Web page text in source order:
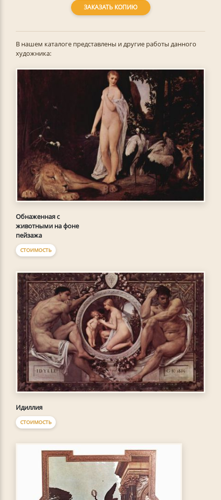
ЗАКАЗАТЬ КОПИЮ
В нашем каталоге представлены и другие работы данного
художника:
Обнаженная с
животными на фоне
пейзажа
СТОИМОСТЬ
Идиллия
СТОИМОСТЬ